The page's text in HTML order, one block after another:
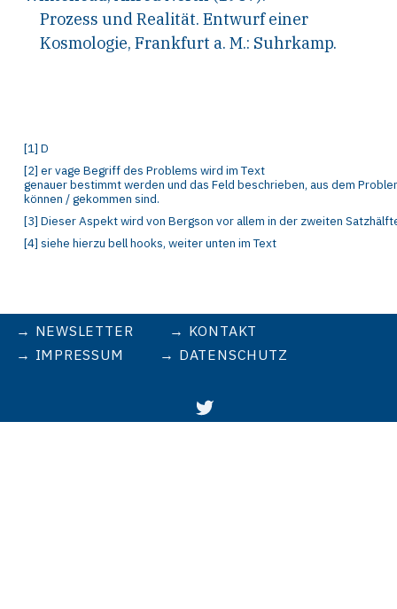
Prozess und Realität. Entwurf einer
Kosmologie, Frankfurt a. M.: Suhrkamp.
[1] D
[2] er vage Begriff des Problems wird im Text
genauer bestimmt werden und das Feld beschrieben, aus dem
können / gekommen sind.
[3] Dieser Aspekt wird von Bergson vor allem in der zweiten
[4] siehe hierzu bellhooks, weiter unten im Text
NEWSLETTER
KONTAKT
IMPRESSUM
DATENSCHUTZ